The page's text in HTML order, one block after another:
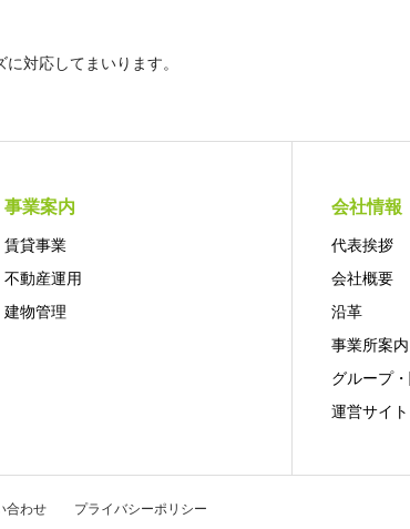
対応してまいります。
事業案内
賃貸事業
不動産運用
建物管理
会社情報
代表挨拶
会社概要
沿革
事業所案内
グループ
運営サイト
合わせ プライバシーポリシー